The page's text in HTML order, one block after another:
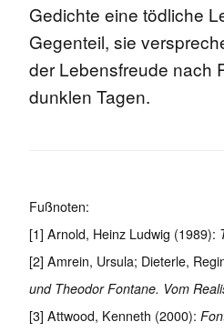
Gedichte eine tödliche
Gegenteil, sie
der Lebensfreude nach
dunklen Tagen.
Fußnoten:
[1] Arnold, Heinz Ludwig (1989):
[2] Amrein, Ursula; Dieterle,
und Theodor Fontane. Vom
[3] Attwood, Kenneth (2000):